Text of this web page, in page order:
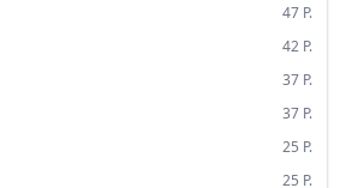
47 P.
42 P.
37 P.
37 P.
25 P.
25 P.